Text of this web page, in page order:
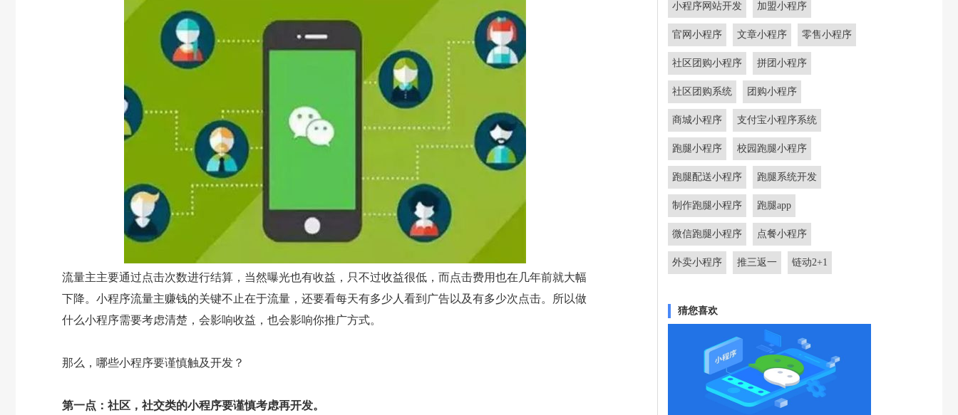
流量主主要通过点击次数进行结算，当然曝光也有收益，只不过收益很低，而点击费用也在几年前就大幅
下降。小程序流量主赚钱的关键不止在于流量，还要看每天有多少人看到广告以及有多少次点击。所以做
什么小程序需要考虑清楚，会影响收益，也会影响你推广方式。
那么，哪些小程序要谨慎触及开发？
第一点：社区，社交类的小程序要谨慎考虑再开发。
小程序网站开发 加盟小程序
官网小程序 文章小程序 零售小程序
社区团购小程序 拼团小程序
社区团购系统 团购小程序
商城小程序 支付宝小程序系统
跑腿小程序 校园跑腿小程序
跑腿配送小程序 跑腿系统开发
制作跑腿小程序 跑腿app
微信跑腿小程序 点餐小程序
外卖小程序 推三返一 链动2+1
猜您喜欢